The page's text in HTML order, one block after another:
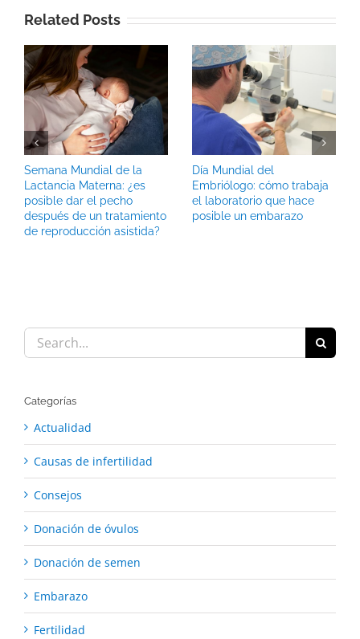
Related Posts
Semana Mundial de la
Lactancia Materna: ¿es
posible dar el pecho
después de un tratamiento
de reproducción asistida?
Día Mundial del
Embriólogo: cómo trabaja
el laboratorio que hace
posible un embarazo
Search
for:
Categorías
Actualidad
Causas de infertilidad
Consejos
Donación de óvulos
Donación de semen
Embarazo
Fertilidad